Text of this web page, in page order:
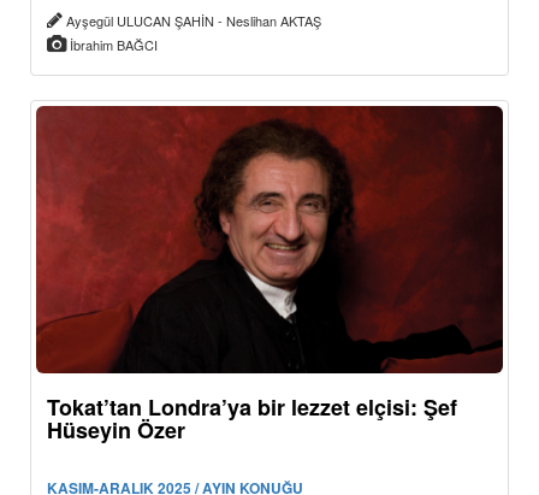
Ayşegül ULUCAN ŞAHİN - Neslihan AKTAŞ
İbrahim BAĞCI
Tokat’tan Londra’ya bir lezzet elçisi: Şef
Hüseyin Özer
KASIM-ARALIK 2025 / AYIN KONUĞU